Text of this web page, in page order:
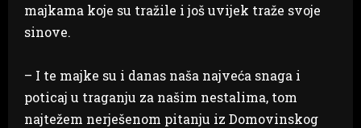
majkama koje su tražile i još uvijek traže svoje
sinove.
– I te majke su i danas naša najveća snaga i
poticaj u traganju za našim nestalima, tom
najtežem nerješenom pitanju iz Domovinskog